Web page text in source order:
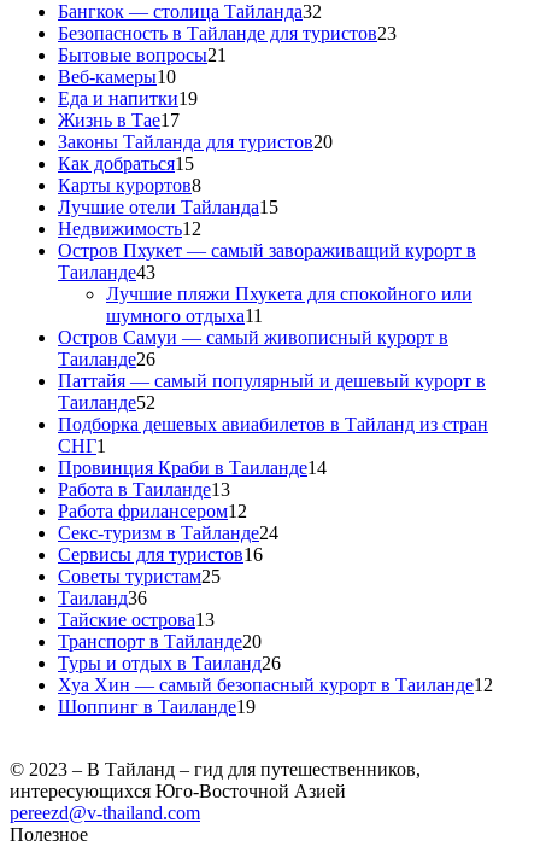
Бангкок — столица Тайланда32
Безопасность в Тайланде для туристов23
Бытовые вопросы21
Веб-камеры10
Еда и напитки19
Жизнь в Тае17
Законы Тайланда для туристов20
Как добраться15
Карты курортов8
Лучшие отели Тайланда15
Недвижимость12
Остров Пхукет — самый завораживащий курорт в
Таиланде43
Лучшие пляжи Пхукета для спокойного или
шумного отдыха11
Остров Самуи — самый живописный курорт в
Таиланде26
Паттайя — самый популярный и дешевый курорт в
Таиланде52
Подборка дешевых авиабилетов в Тайланд из стран
СНГ1
Провинция Краби в Таиланде14
Работа в Таиланде13
Работа фрилансером12
Секс-туризм в Тайланде24
Сервисы для туристов16
Советы туристам25
Таиланд36
Тайские острова13
Транспорт в Тайланде20
Туры и отдых в Таиланд26
Хуа Хин — самый безопасный курорт в Таиланде12
Шоппинг в Таиланде19
© 2023 – В Тайланд – гид для путешественников,
интересующихся Юго-Восточной Азией
pereezd@v-thailand.com
Полезное